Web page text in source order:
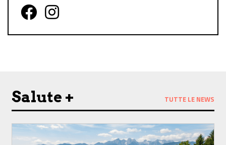
Follow us on Facebook
Follow us on Instagram
Salute + TUTTE LE NEWS